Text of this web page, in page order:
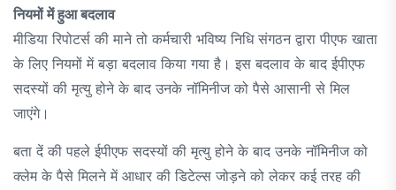
नियमों में हुआ बदलाव
मीडिया रिपोटर्स की माने तो कर्मचारी भविष्य निधि संगठन द्वारा पीएफ खाता
के लिए नियमों में बड़ा बदलाव किया गया है। इस बदलाव के बाद ईपीएफ
सदस्यों की मृत्यु होने के बाद उनके नॉमिनीज को पैसे आसानी से मिल
जाएंगे।
बता दें की पहले ईपीएफ सदस्यों की मृत्यु होने के बाद उनके नॉमिनीज को
क्लेम के पैसे मिलने में आधार की डिटेल्स जोड़ने को लेकर कई तरह की